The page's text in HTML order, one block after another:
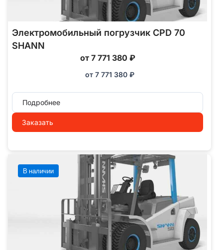
Электромобильный погрузчик CPD 70
SHANN
от 7 771 380 ₽
от 7 771 380 ₽
Подробнее
Заказать
В наличии